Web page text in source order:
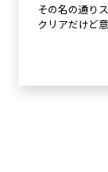
その名の通り
クリアだけど